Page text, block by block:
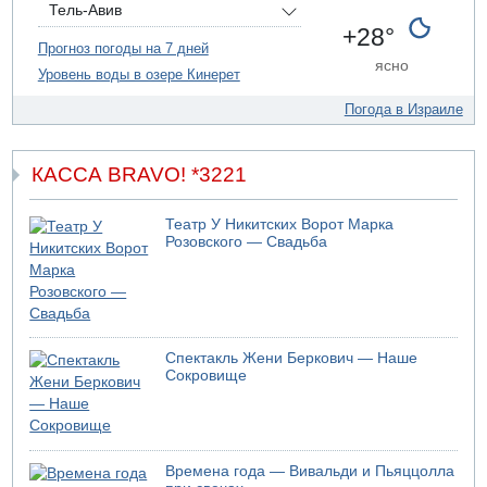
человек
10.08.2026 18:58
58-летний мужчина тяжело ранен в ДТП на 31 шоссе у
перекрестка Лехавим
Об "исчезновении" Артема Кирпичёнка, сообщила
"Гаарец"а, вслед за 13 телеканалом
10.08.2026 17:31
900 дней со дня исчезновения Хайманут Касао: семья
требует от ШАБАК подключиться к розыскам девочки
10.08.2026 15:44
Ализа Блох присоединяется к Эдельштейну
Пожар в долине реки Иордан
10.08.2026 13:24
Число иностранных туристов в июле выросло на 29% по
сравнению с 2025 годом
Ализа Блох присоединилась к правым либералам
Тель-Авив
Прогноз погоды на 7 дней
Уровень воды в озере Кинерет
+28°
ясно
Погода в Израиле
КАССА BRAVO! *3221
Театр У Никитских Ворот Марка
Розовского — Свадьба
Спектакль Жени Беркович — Наше
Сокровище
Времена года — Вивальди и Пьяццолла